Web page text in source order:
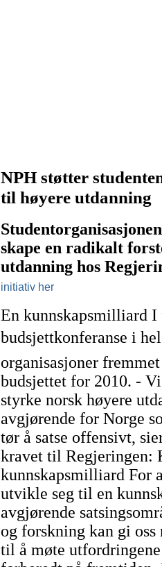
NPH støtter
til høyere utdanning
skape en radikalt
utdanning hos
initiativ her
En kunnskapsmilliard I
budsjettkonferanse i
organisasjoner
budsjettet for 2010. -
styrke norsk høyere
avgjørende for Norge
tør å satse offensivt,
kravet til Regjeringen:
kunnskapsmilliard For
utvikle seg til en
avgjørende
og forskning kan gi
til å møte